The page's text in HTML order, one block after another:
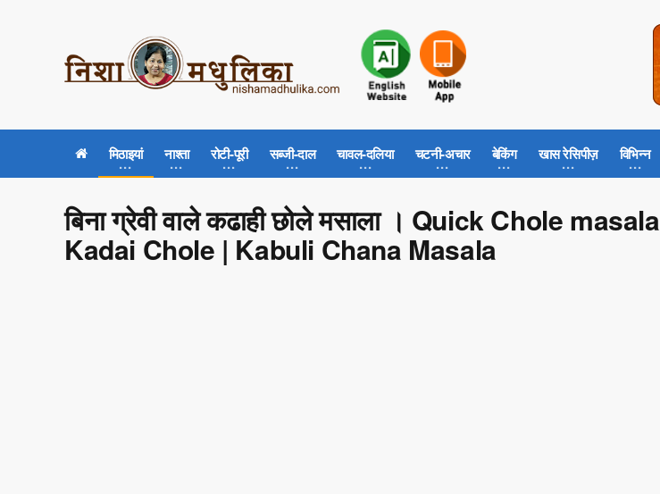
मिठाइयां नाश्ता रोटी-पूरी सब्जी-दाल चावल-दलिया चटनी-अचार बेकिंग खास रेसिपीज़ विभिन्न
बिना ग्रेवी वाले कढाही छोले मसाला । Quick Chole masala
Kadai Chole | Kabuli Chana Masala